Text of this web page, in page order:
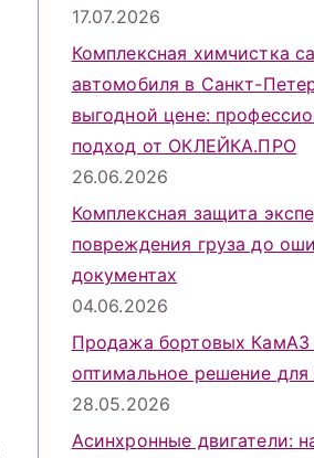
17.07.2026
Комплексная химчистка
автомобиля в Санкт-
выгодной цене:
подход от ОКЛЕЙКА.ПРО
26.06.2026
Комплексная защита
повреждения груза до
документах
04.06.2026
Продажа бортовых
оптимальное решение для
28.05.2026
Асинхронные двигатели: